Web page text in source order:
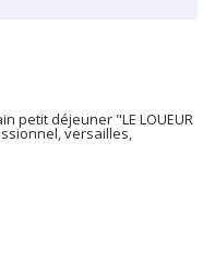
petit déjeuner "LE LOUEUR
,versailles,